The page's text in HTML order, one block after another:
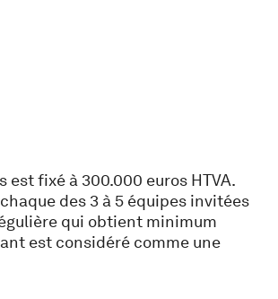
est fixé à 300.000 euros HTVA.
des 3 à 5 équipes invitées
qui obtient minimum
est considéré comme une